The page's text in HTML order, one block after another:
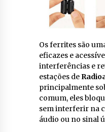
Os ferrites são
eficazes e
interferências e
estações de
principalmente
comum, eles
sem interferir na
áudio ou no sinal